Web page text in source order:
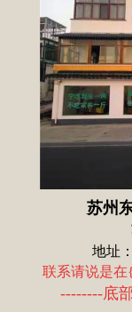
苏州
地址
联系请说是在{
--------底